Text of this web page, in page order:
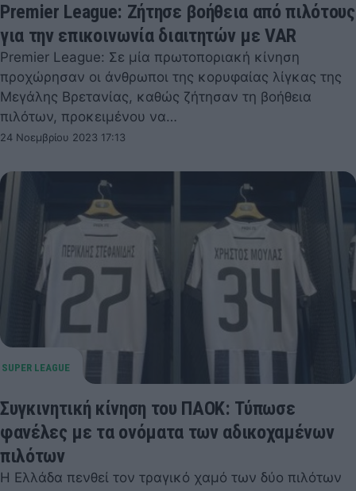
Premier League: Ζήτησε βοήθεια από πιλότους
για την επικοινωνία διαιτητών με VAR
Premier League: Σε μία πρωτοποριακή κίνηση
προχώρησαν οι άνθρωποι της κορυφαίας λίγκας της
Μεγάλης Βρετανίας, καθώς ζήτησαν τη βοήθεια
πιλότων, προκειμένου να…
24 Νοεμβρίου 2023 17:13
Συγκινητική κίνηση του ΠΑΟΚ: Τύπωσε
φανέλες με τα ονόματα των αδικοχαμένων
πιλότων
Η Ελλάδα πενθεί τον τραγικό χαμό των δύο πιλότων